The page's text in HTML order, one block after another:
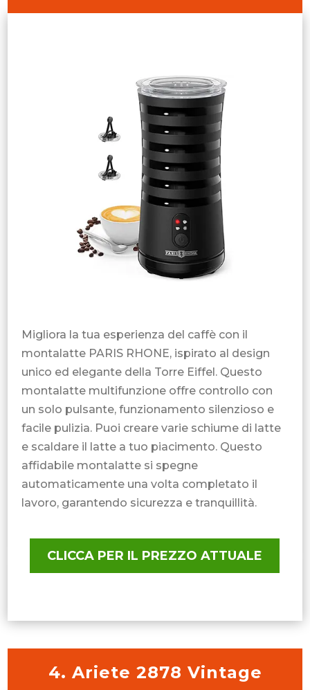
Migliora la tua esperienza del caffè con il
montalatte PARIS RHONE, ispirato al design
unico ed elegante della Torre Eiffel. Questo
montalatte multifunzione offre controllo con
un solo pulsante, funzionamento silenzioso e
facile pulizia. Puoi creare varie schiume di latte
e scaldare il latte a tuo piacimento. Questo
affidabile montalatte si spegne
automaticamente una volta completato il
lavoro, garantendo sicurezza e tranquillità.
CLICCA PER IL PREZZO ATTUALE
4. Ariete 2878 Vintage